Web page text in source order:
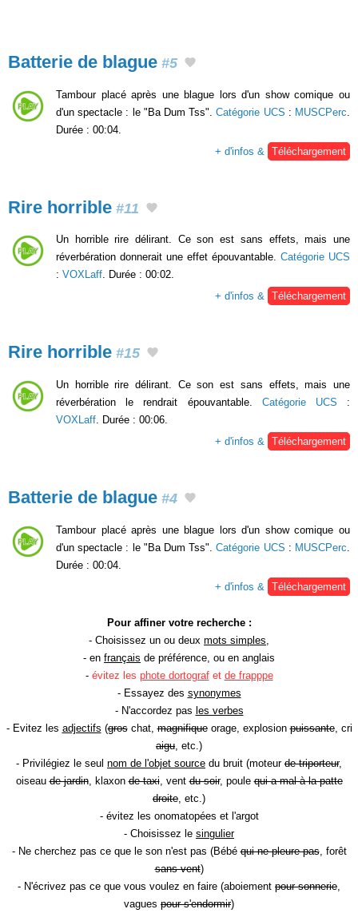
Batterie de blague #5
Tambour placé après une blague lors d'un show comique ou
d'un spectacle : le "Ba Dum Tss".Catégorie UCS : MUSCPerc
Durée : 00:04.
+ d'infos &
Téléchargement
Rire horrible #11
Un horrible rire délirant. Ce son est sans effets, mais une
réverbération donnerait une effet épouvantable. Catégorie UCS
: VOXLaff. Durée : 00:02.
+ d'infos & Téléchargement
Rire horrible #15
Un horrible rire délirant. Ce son est sans effets, mais une
réverbération le rendrait épouvantable. Catégorie UCS :
VOXLaff. Durée : 00:06.
+ d'infos & Téléchargement
Batterie de blague #4
Tambour placé après une blague lors d'un show comique ou
d'un spectacle : le "Ba Dum Tss".Catégorie UCS : MUSCPerc
Durée : 00:04.
+ d'infos &
Téléchargement
Pour affiner votre recherche :
- Choisissez un ou deux mots simples
- en français de préférence, ou en anglais
- évitez les phote dortografet de frapppe
- Essayez des synonymes
- N'accordez pas les verbes
- Evitez les adjectifs (groschat,magnifiqueorage, explosionpuissante, cri
aigu , etc.)
- Privilégiez le seul nom de l'objet source du bruit (moteur de triporteur,
oiseaude jardin, klaxonde taxi, ventdu soir, poulequi a mal à la patte
droite , etc.)
- évitez les onomatopées et l'argot
- Choisissez le singulier
- Ne cherchez pas ce que le son n'est pas (Bébéqui ne pleure pas, forêt
sans vent)
- N'écrivez pas ce que vous voulez en faire (aboiement pour sonnerie
vagues pour s'endormir)